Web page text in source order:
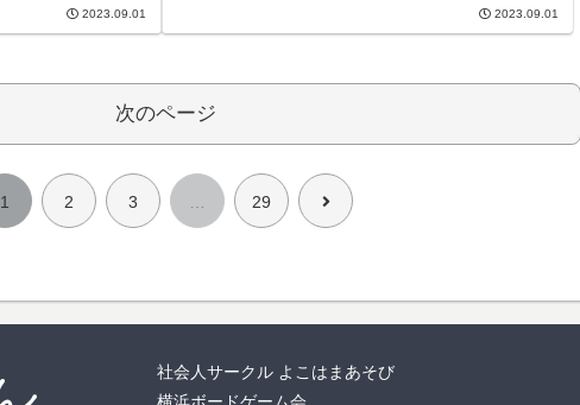
2023.09.01 2023.09.01
次のページ
1 2 3 29 次
社会人サークル よこはまあそび